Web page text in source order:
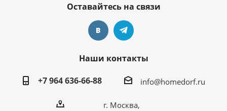
Оставайтесь на связи
Наши контакты
+7 964 636-66-88
info@homedorf.ru
г. Москва,